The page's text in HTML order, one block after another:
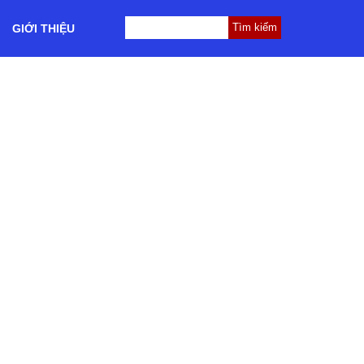
GIỚI THIỆU